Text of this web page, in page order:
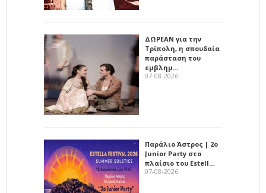
ΔΩΡΕΑΝ για την
Τρίπολη, η σπουδαία
παράσταση του
εμβλημ…
07-08-2026
Παράλιο Άστρος | 2ο
Junior Party στο
πλαίσιο του Estell…
07-08-2026